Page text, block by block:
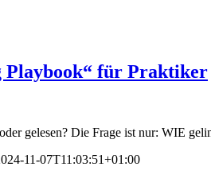
Playbook“ für Praktiker
gelesen? Die Frage ist nur: WIE
11-07T11:03:51+01:00